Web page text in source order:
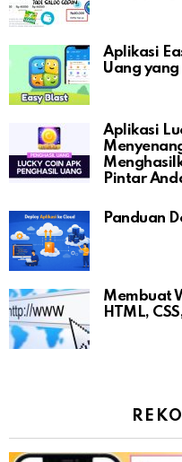
Aplikasi
Uang
Aplikasi
Pintar
Panduan
Membuat
HTML,